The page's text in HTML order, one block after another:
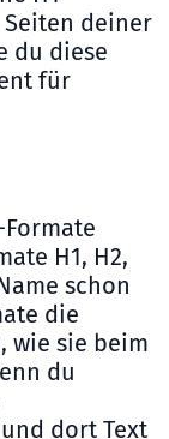
deiner
du diese
für
H1, H2,
schon
die
wie sie beim
du
dort Text